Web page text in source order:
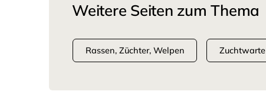
Weitere Seiten zum Thema
Rassen, Züchter, Welpen Zuchtwarte